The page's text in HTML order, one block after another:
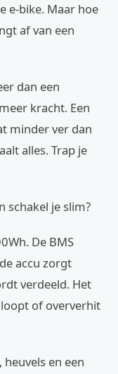
e-bike. Maar hoe
af van een
dan een
kracht. Een
minder ver dan
alles. Trap je
schakel je slim?
De BMS
accu zorgt
verdeeld. Het
of oververhit
en een